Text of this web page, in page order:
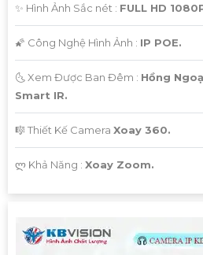
✨ Hình Ảnh Sắc nét : FULL HD
🌠 Công Nghệ Hình Ảnh : IP POE.
🌜 Xem Được Ban Đêm : Hồng
Smart IR.
🎼️ Thiết Kế Camera Xoay 360.
️ლ Khả Năng : Xoay Zoom.